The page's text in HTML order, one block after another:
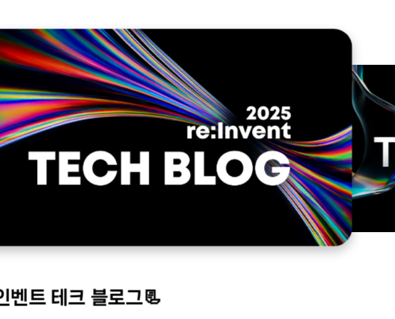
벤트 테크 블로그📃